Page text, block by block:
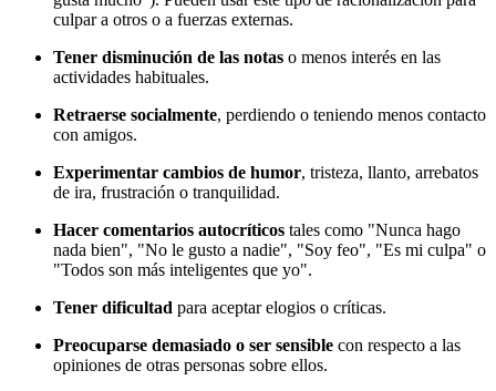
culpar a otros o a fuerzas externas.
Tener disminución de las notas o menos interés en las
actividades habituales.
Retraerse socialmente, perdiendo o teniendo menos contacto
con amigos.
Experimentar cambios de humor, tristeza, llanto, arrebatos
de ira, frustración o tranquilidad.
Hacer comentarios autocríticos tales como "Nunca hago
nada bien", "No le gusto a nadie", "Soy feo", "Es mi culpa" o
"Todos son más inteligentes que yo".
Tener dificultad para aceptar elogios o críticas.
Preocuparse demasiado o ser sensible con respecto a las
opiniones de otras personas sobre ellos.